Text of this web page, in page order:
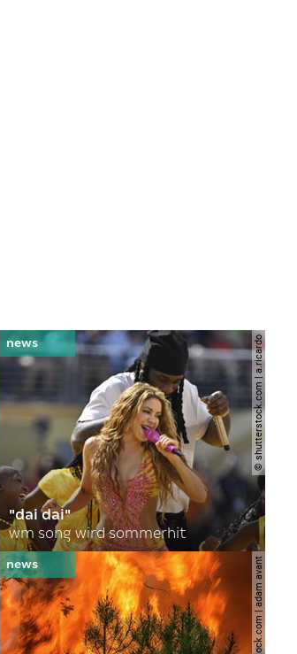
© shutterstock.com | a.ricardo
"dai dai"
wm song wird sommerhit